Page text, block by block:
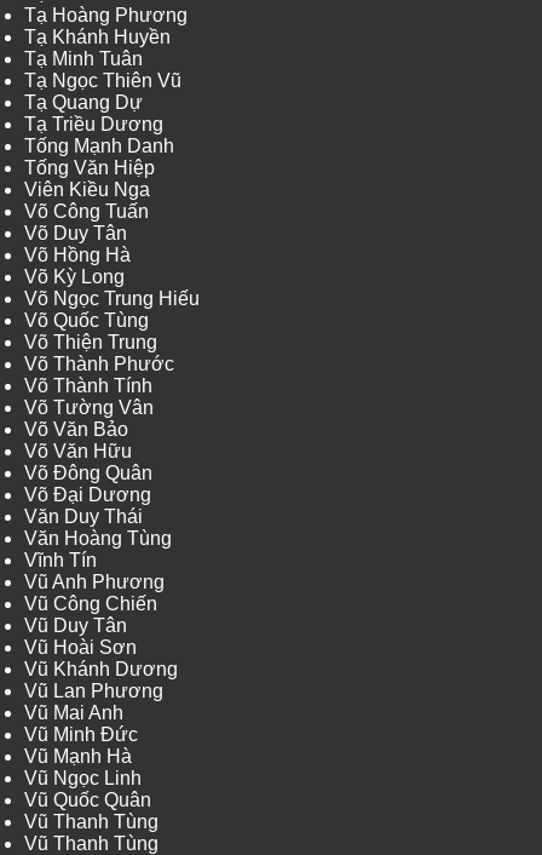
Tạ Hoàng Phương
Tạ Khánh Huyền
Tạ Minh Tuân
Tạ Ngọc Thiên Vũ
Tạ Quang Dự
Tạ Triều Dương
Tống Mạnh Danh
Tống Văn Hiệp
Viên Kiều Nga
Võ Công Tuấn
Võ Duy Tân
Võ Hồng Hà
Võ Kỳ Long
Võ Ngọc Trung Hiếu
Võ Quốc Tùng
Võ Thiện Trung
Võ Thành Phước
Võ Thành Tính
Võ Tường Vân
Võ Văn Bảo
Võ Văn Hữu
Võ Đông Quân
Võ Đại Dương
Văn Duy Thái
Văn Hoàng Tùng
Vĩnh Tín
Vũ Anh Phương
Vũ Công Chiến
Vũ Duy Tân
Vũ Hoài Sơn
Vũ Khánh Dương
Vũ Lan Phương
Vũ Mai Anh
Vũ Minh Đức
Vũ Mạnh Hà
Vũ Ngọc Linh
Vũ Quốc Quân
Vũ Thanh Tùng
Vũ Thanh Tùng